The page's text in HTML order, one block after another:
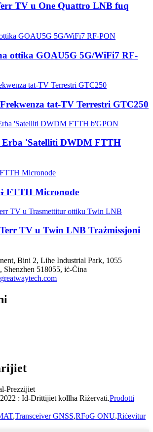
TV u One Quattro LNB fuq
ottika GOAU5G 5G/WiFi7 RF-
tat-TV Terrestri GTC250
Erba 'Satelliti DWDM FTTH
FTTH Micronode
TV u Twin LNB Trażmissjoni
Bini 2, Lihe Industrial Park, 1055
Shenzhen 518055, iċ-Ċina
Prezzijiet
: Id-Drittijiet kollha Riżervati.Prodotti
,Transceiver GNSS,RFoG ONU,Riċevitur